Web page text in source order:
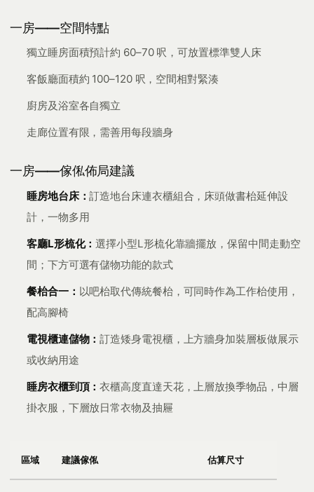
一房——空間特點
獨立睡房面積預計約 60–70 呎，可放置標準雙人床
客飯廳面積約 100–120 呎，空間相對緊湊
廚房及浴室各自獨立
走廊位置有限，需善用每段牆身
一房——傢俬佈局建議
睡房地台床：訂造地台床連衣櫃組合，床頭做書枱延伸設
計，一物多用
客廳L形梳化：選擇小型L形梳化靠牆擺放，保留中間走動空
間；下方可選有儲物功能的款式
餐枱合一： 以吧枱取代傳統餐枱，可同時作為工作枱使用，
配高腳椅
電視櫃連儲物：訂造矮身電視櫃，上方牆身加裝層板做展示
或收納用途
睡房衣櫃到頂：衣櫃高度直達天花，上層放換季物品，中層
掛衣服，下層放日常衣物及抽屜
區域 建議傢俬 估算尺寸